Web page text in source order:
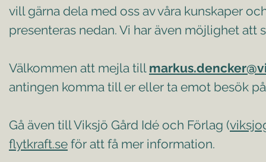
vill gärna dela med oss av våra kunskaper
presenteras nedan. Vi har även möjlighet
Välkommen att mejla till
antingen komma till er eller ta emot besök
Gå även till Viksjö Gård Idé och Förlag (
flytkraft.se för att få mer information.